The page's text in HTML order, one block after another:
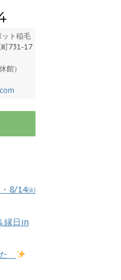
ト稲毛
731-17
館）
8/14㈮
縁日in
た